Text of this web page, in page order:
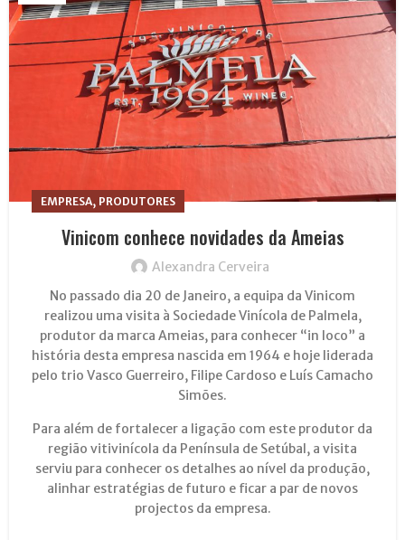
EMPRESA, PRODUTORES
Vinicom conhece novidades da Ameias
Alexandra Cerveira
No passado dia 20 de Janeiro, a equipa da Vinicom
realizou uma visita à Sociedade Vinícola de Palmela,
produtor da marca Ameias, para conhecer “in loco” a
história desta empresa nascida em 1964 e hoje liderada
pelo trio Vasco Guerreiro, Filipe Cardoso e Luís Camacho
Simões.
Para além de fortalecer a ligação com este produtor da
região vitivinícola da Península de Setúbal, a visita
serviu para conhecer os detalhes ao nível da produção,
alinhar estratégias de futuro e ficar a par de novos
projectos da empresa.